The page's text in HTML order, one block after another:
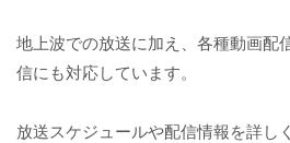
地上波での放送に加え、各種動画配
信にも対応しています。
放送スケジュールや配信情報を詳し